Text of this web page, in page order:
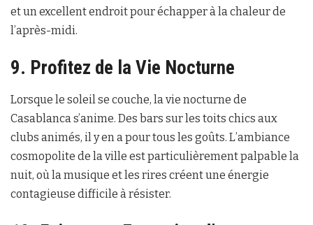
et un excellent endroit pour échapper à la chaleur de
l’après-midi.
9. Profitez de la Vie Nocturne
Lorsque le soleil se couche, la vie nocturne de
Casablanca s’anime. Des bars sur les toits chics aux
clubs animés, il y en a pour tous les goûts. L’ambiance
cosmopolite de la ville est particulièrement palpable la
nuit, où la musique et les rires créent une énergie
contagieuse difficile à résister.